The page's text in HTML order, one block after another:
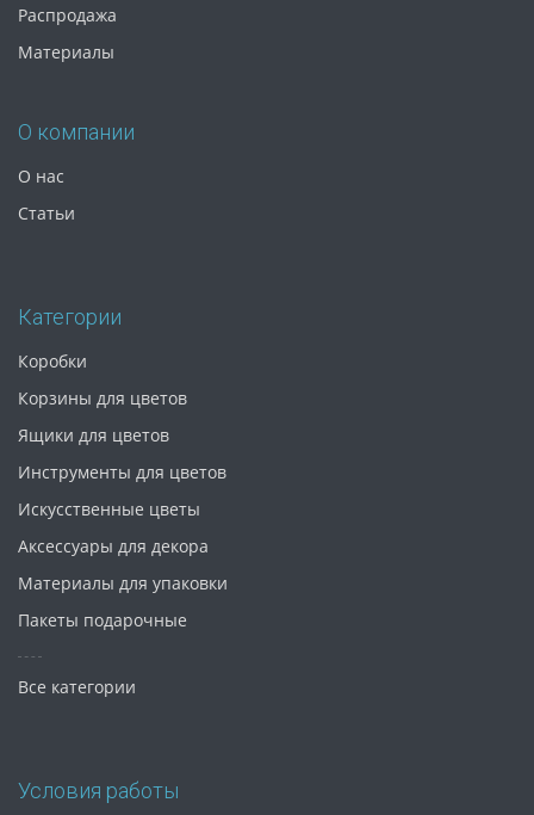
Распродажа
Материалы
О компании
О нас
Статьи
Категории
Коробки
Корзины для цветов
Ящики для цветов
Инструменты для цветов
Искусственные цветы
Аксессуары для декора
Материалы для упаковки
Пакеты подарочные
Все категории
Условия работы